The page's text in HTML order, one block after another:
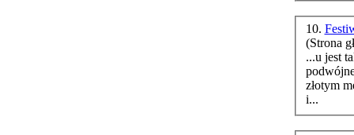
10.
(Strona
...u jest
złotym
i...